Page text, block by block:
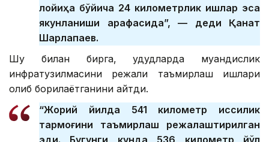
лойиҳа бўйича 24 километрлик ишлар эса
якунланиши арафасида”, — деди Қанат
Шарлапаев.
Шу билан бирга, ҳудудларда муҳандислик
инфратузилмасини режали таъмирлаш ишлари
олиб борилаётганини айтди.
“Жорий йилда 541 километр иссиқлик
тармоғини таъмирлаш режалаштирилган